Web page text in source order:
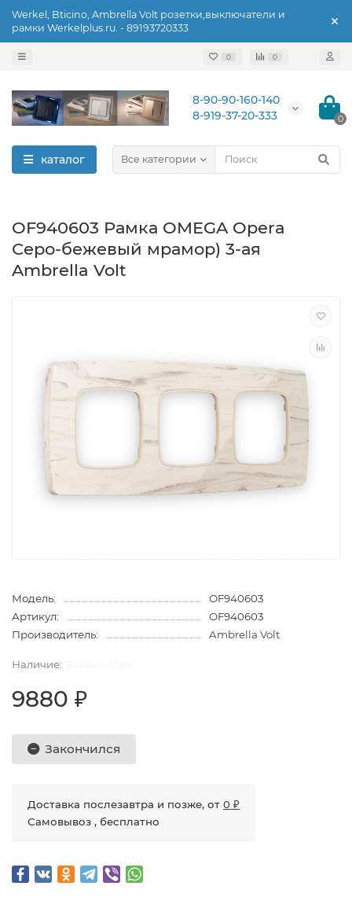
Werkel, Bticino, Ambrella Volt розетки,выключатели и
рамки Werkelplus.ru. - 89193720333
0 0
8-90-90-160-140
8-919-37-20-333
0
каталог Все категории
OF940603 Рамка OMEGA Opera
Серо-бежевый мрамор) 3-ая
Ambrella Volt
Модель:
OF940603
Артикул:
OF940603
Производитель:
Ambrella Volt
9880 ₽
Закончился
Доставка послезавтра и позже, от 0 ₽
Самовывоз , бесплатно